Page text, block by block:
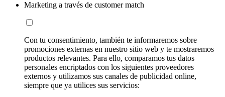
Marketing a través de customer match
Con tu consentimiento, también te informaremos sobre
promociones externas en nuestro sitio web y te mostraremos
productos relevantes. Para ello, comparamos tus datos
personales encriptados con los siguientes proveedores
externos y utilizamos sus canales de publicidad online,
siempre que ya utilices sus servicios: